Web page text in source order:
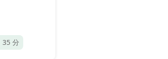
35 分